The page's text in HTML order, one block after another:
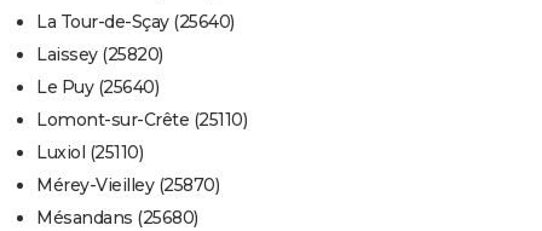
La Tour-de-Sçay (25640)
Laissey (25820)
Le Puy (25640)
Lomont-sur-Crête (25110)
Luxiol (25110)
Mérey-Vieilley (25870)
Mésandans (25680)